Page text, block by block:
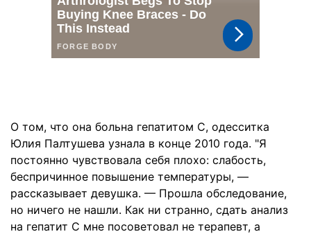
О том, что она больна гепатитом С, одесситка
Юлия Палтушева узнала в конце 2010 года. "Я
постоянно чувствовала себя плохо: слабость,
беспричинное повышение температуры, —
рассказывает девушка. — Прошла обследование,
но ничего не нашли. Как ни странно, сдать анализ
на гепатит С мне посоветовал не терапевт, а